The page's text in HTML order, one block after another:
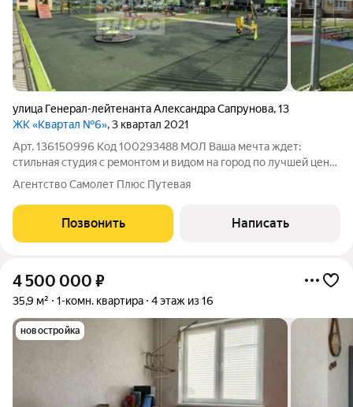
улица Генерал-лейтенанта Александра Сапрунова,13
ЖК «Квартал №6», 3 квартал 2021
Арт. 136150996 Код 100293488 МОЛ Ваша мечта ждет:
стильная студия с ремонтом и видом на город по лучшей цене!
Позвольте себе новую жизнь в этой превосходной студии, где
каждая деталь продумана для вашего комфорта! Это не просто
Агентство Самолет Плюс Путевая
Позвонить Написать
4 500 000 ₽
35,9 м² 1-комн. квартира 4 этаж из 16
новостройка